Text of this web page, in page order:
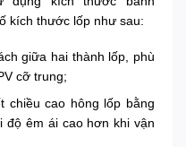
kích thước lốp như sau:
giữa hai thành lốp, phù
cỡ trung;
chiều cao hông lốp bằng
độ êm ái cao hơn khi vận